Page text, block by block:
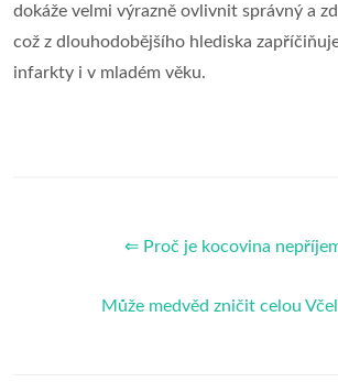
dokáže velmi výrazně ovlivnit správný a
což z dlouhodobějšího hlediska
infarkty i v mladém věku.
⇐ Proč je kocovina
Může medvěd zničit celou